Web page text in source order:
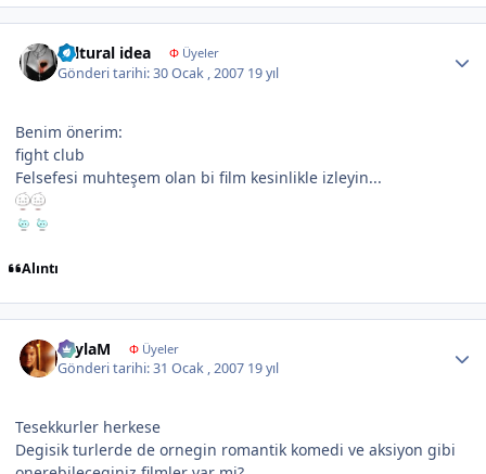
cultural idea ΦÜyeler
Gönderi tarihi:30 Ocak , 2007 19 yıl
Benim önerim:
fight club
Felsefesi muhteşem olan bi film kesinlikle izleyin...
Alıntı
LeylaM ΦÜyeler
Gönderi tarihi:31 Ocak , 2007 19 yıl
Tesekkurler herkese
Degisik turlerde de ornegin romantik komedi ve aksiyon gibi